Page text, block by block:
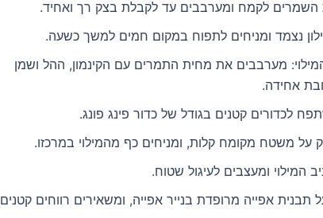
השמרים לקמח ומערבבים עד לקבלת בצק רך ואחיד.
נצמד ומניחים לתפוח במקום חמים למשך כשעה.
מערבבים את מחית התמרים עם הקינמון, ההל ושמן
אחידה.
לכדורים קטנים בגודל של כדור פינג פונג.
על משטח מקומח קלות, ומניחים כף מהמילוי במרכזו.
המילוי ומעצבים לעיגול שטוח.
תבנית אפייה מרופדת בנייר אפייה, ומשאירים רווחים קטנים